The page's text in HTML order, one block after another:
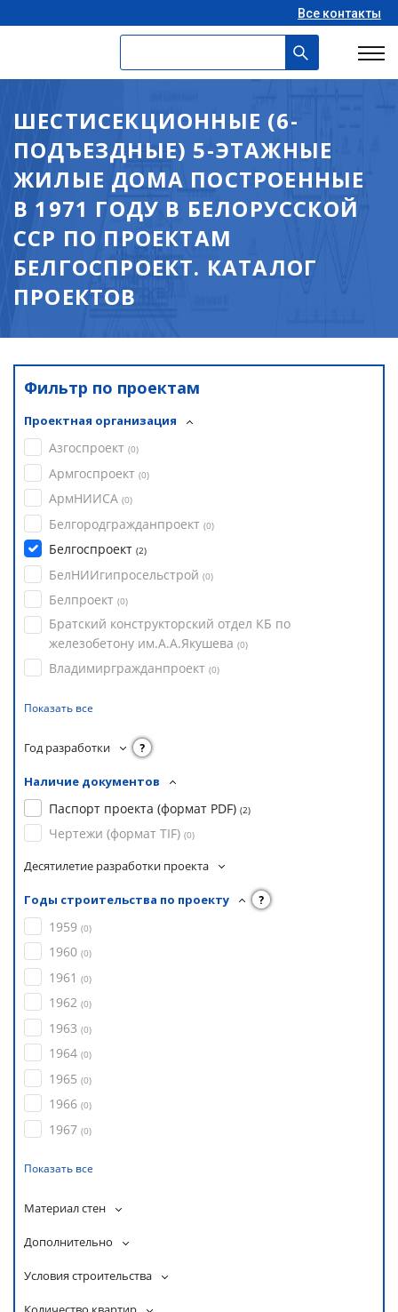
Все контакты
ШЕСТИСЕКЦИОННЫЕ (6-
ПОДЪЕЗДНЫЕ) 5-ЭТАЖНЫЕ
ЖИЛЫЕ ДОМА ПОСТРОЕННЫЕ
В 1971 ГОДУ В БЕЛОРУССКОЙ
ССР ПО ПРОЕКТАМ
БЕЛГОСПРОЕКТ. КАТАЛОГ
ПРОЕКТОВ
Фильтр по проектам
Проектная организация
Азгоспроект (0)
Армгоспроект (0)
АрмНИИСА (0)
Белгородгражданпроект (0)
Белгоспроект (2)
БелНИИгипросельстрой (0)
Белпроект (0)
Братский конструкторский отдел КБ по
железобетону им.А.А.Якушева (0)
Владимиргражданпроект (0)
Показать все
Год разработки ?
Наличие документов
Паспорт проекта (формат PDF) (2)
Чертежи (формат TIF) (0)
Десятилетие разработки проекта
Годы строительства по проекту ?
1959 (0)
1960 (0)
1961 (0)
1962 (0)
1963 (0)
1964 (0)
1965 (0)
1966 (0)
1967 (0)
Показать все
Материал стен
Дополнительно
Условия строительства